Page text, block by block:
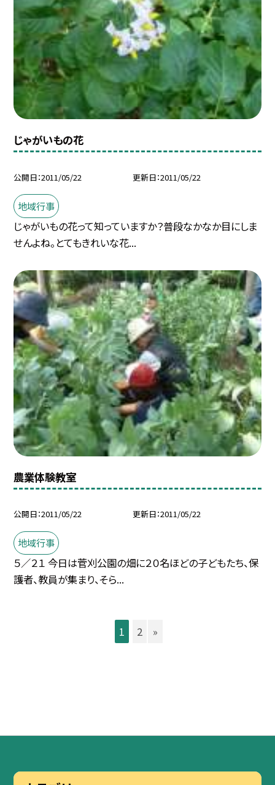
じゃがいもの花
公開日 2011/05/22 更新日 2011/05/22
地域行事
じゃがいもの花って知っていますか？普段なかなか目にしま
せんよね。とてもきれいな花...
農業体験教室
公開日 2011/05/22 更新日 2011/05/22
地域行事
５／２１ 今日は菅刈公園の畑に２０名ほどの子どもたち、保
護者、教員が集まり、そら...
1 2 »